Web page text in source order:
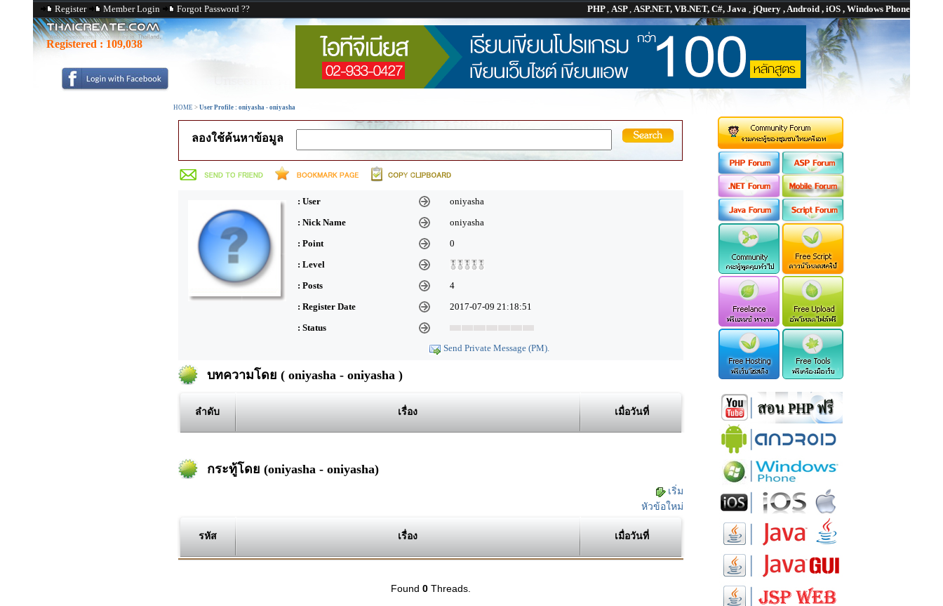
Register Member Login Forgot Password ?? PHP, ASP, ASP.NET, VB.NET, C#, Java , jQuery , Android , iOS , Windows Phone
Registered : 109,038
HOME > User Profile : oniyasha - oniyasha
ลองใช้ค้นหาข้อมูล
: User
oniyasha
: Nick Name
oniyasha
: Point
0
: Level
: Posts
4
: Register Date
2017-07-09 21:18:51
: Status
Send Private Message (PM).
บทความโดย ( oniyasha - oniyasha )
ลำดับ เรื่อง เมื่อวันที่
กระทู้โดย (oniyasha - oniyasha)
เริ่ม
หัวข้อใหม่
รหัส เรื่อง เมื่อวันที่
Found 0 Threads.